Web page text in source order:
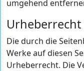
umgehend
Urheberrecht
Die durch die
Werke auf diesen
Urheberrecht. Die